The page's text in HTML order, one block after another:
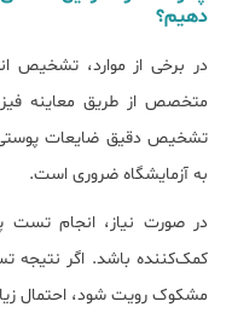
دهیم؟
در برخی از موارد، تشخیص
متخصص از طریق معاینه
تشخیص دقیق ضایعات پوستی
به آزمایشگاه ضروری است.
مشکوک رویت شود، احتمال